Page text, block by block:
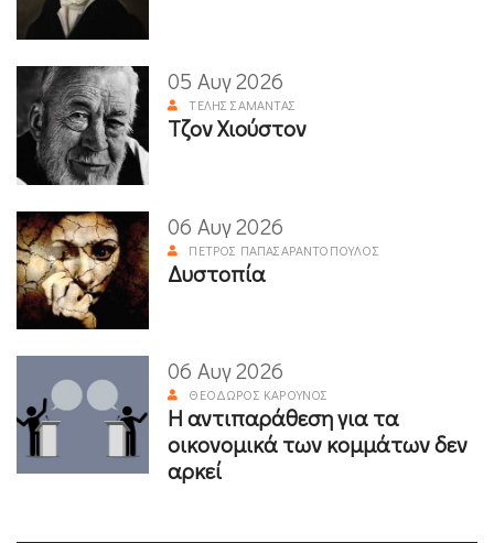
05 Αυγ 2026
ΤΈΛΗΣ ΣΑΜΑΝΤΆΣ
Τζον Χιούστον
06 Αυγ 2026
ΠΈΤΡΟΣ ΠΑΠΑΣΑΡΑΝΤΌΠΟΥΛΟΣ
Δυστοπία
06 Αυγ 2026
ΘΕΌΔΩΡΟΣ ΚΑΡΟΎΝΟΣ
Η αντιπαράθεση για τα
οικονομικά των κομμάτων δεν
αρκεί